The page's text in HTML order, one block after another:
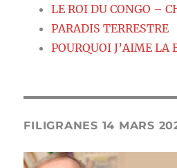
LE ROI DU CONGO –
PARADIS TERRESTRE
POURQUOI J’AIME LA
FILIGRANES 14 MARS